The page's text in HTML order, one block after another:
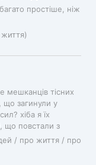
простіше, ніж
мешканців тісних
загинули у
хіба я їх
що повстали з
/ про життя / про